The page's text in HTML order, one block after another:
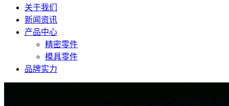
关于我们
新闻资讯
产品中心
精密零件
模具零件
品牌实力